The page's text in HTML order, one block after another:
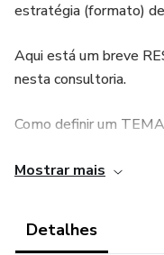
estratégia (formato)
Aqui está um breve
nesta consultoria.
Como definir um
Como CAPTAR
gerar uma experiência
Mostrar mais
Detalhes